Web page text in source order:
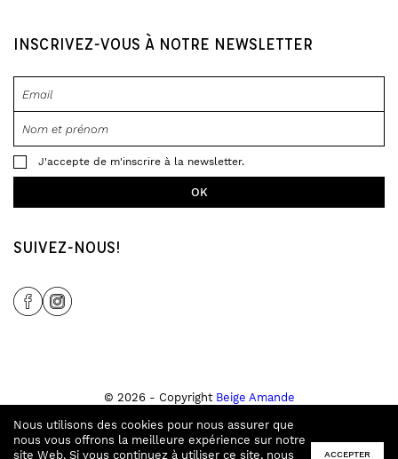
INSCRIVEZ-VOUS À NOTRE NEWSLETTER
J'accepte de m'inscrire à la newsletter.
SUIVEZ-NOUS!
Share Icon
Share Icon
© 2026 - Copyright Beige Amande
Site créé parTampala Studio&Ecran Noir
Conditions générales de ventes
Nous utilisons des cookies pour nous assurer que
nous vous offrons la meilleure expérience sur notre
site Web. Si vous continuez à utiliser ce site, nous
ACCEPTER